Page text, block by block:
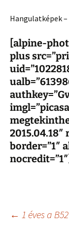
Hangulatképek
[alpine-
plus
2015.04.18″
border=”1″
Post
← 1 éves a